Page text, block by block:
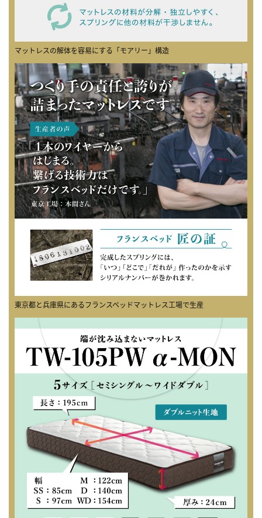
マットレスの解体を容易にする「モアリー」構造
東京都と兵庫県にあるフランスベッドマットレス工場で生産